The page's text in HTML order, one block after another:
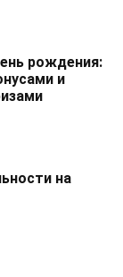
рождения:
и
на